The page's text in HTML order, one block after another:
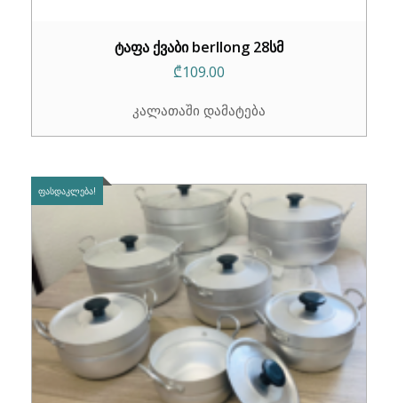
ტაფა ქვაბი berllong 28სმ
₾109.00
კალათაში დამატება
ᲤᲐᲡᲓᲐᲙᲚᲔᲑᲐ!